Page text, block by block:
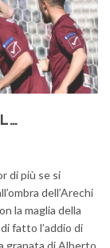
di più se si
dell’Arechi
la maglia della
fatto l’addio di
granata di Alberto